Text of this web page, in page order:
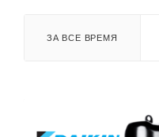
ЗА ВСЕ ВРЕМЯ